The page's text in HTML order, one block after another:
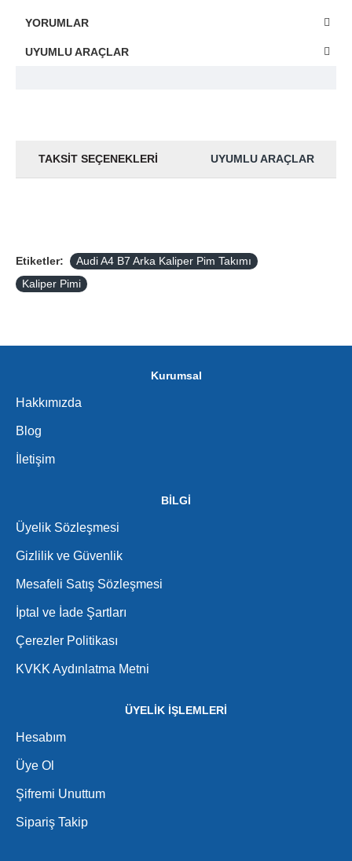
YORUMLAR
UYUMLU ARAÇLAR
TAKSIT SEÇENEKLERI UYUMLU ARAÇLAR
Etiketler:
Audi A4 B7 Arka Kaliper Pim Takımı
Kaliper Pimi
Kurumsal
Hakkımızda
Blog
İletişim
BİLGİ
Üyelik Sözleşmesi
Gizlilik ve Güvenlik
Mesafeli Satış Sözleşmesi
İptal ve İade Şartları
Çerezler Politikası
KVKK Aydınlatma Metni
ÜYELİK İŞLEMLERİ
Hesabım
Üye Ol
Şifremi Unuttum
Sipariş Takip